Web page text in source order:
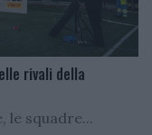
rivali della
le squadre...